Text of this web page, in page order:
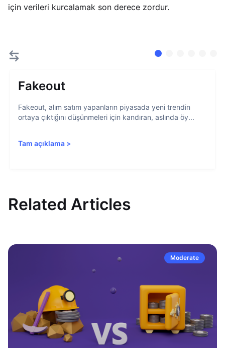
için verileri kurcalamak son derece zordur.
Fakeout
Fakeout, alım satım yapanların piyasada yeni trendin
ortaya çıktığını düşünmeleri için kandıran, aslında öy...
Tam açıklama >
Related Articles
Moderate